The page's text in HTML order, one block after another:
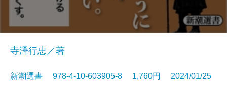
寺澤行忠／著
新潮選書 978-4-10-603905-8 1,760円 2024/01/25